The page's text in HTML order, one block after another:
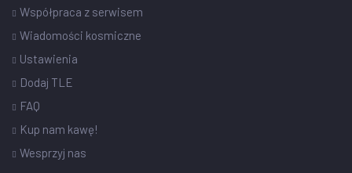
Współpraca z serwisem
Wiadomości kosmiczne
Ustawienia
Dodaj TLE
FAQ
Kup nam kawę!
Wesprzyj nas